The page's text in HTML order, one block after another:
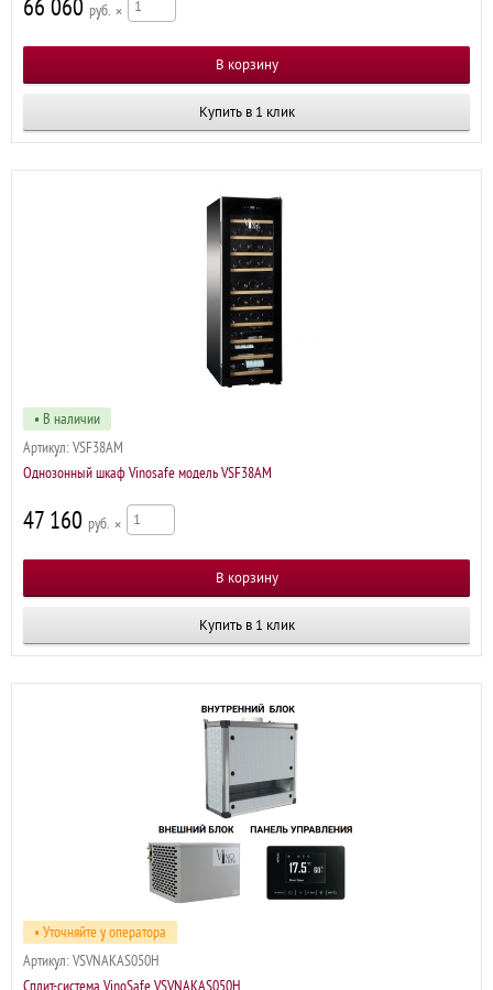
66 060 р ×
Купить в 1 клик
• В наличии
Артикул: VSF38AM
Однозонный шкаф Vinosafe модель VSF38AM
47 160 р ×
Купить в 1 клик
• Уточняйте у оператора
Артикул: VSVNAKAS050H
Сплит-система VinoSafe VSVNAKAS050H